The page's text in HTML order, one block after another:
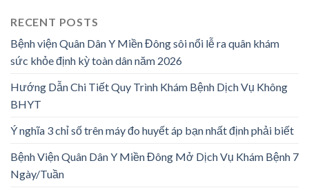
RECENT POSTS
Bệnh viện Quân Dân Y Miền Đông sôi nổi lễ ra quân khám
sức khỏe định kỳ toàn dân năm 2026
Hướng Dẫn Chi Tiết Quy Trình Khám Bệnh Dịch Vụ Không
BHYT
Ý nghĩa 3 chỉ số trên máy đo huyết áp bạn nhất định phải biết
Bệnh Viện Quân Dân Y Miền Đông Mở Dịch Vụ Khám Bệnh 7
Ngày/Tuần